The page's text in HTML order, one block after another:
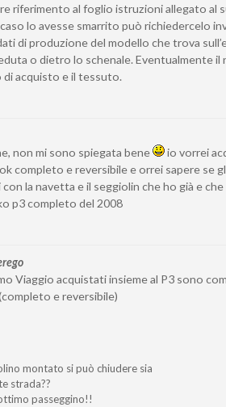
riferimento al foglio istruzioni allegato al
lo avesse smarrito può richiedercelo
di produzione del modello che trova
o dietro lo schenale. Eventualmente il
di acquisto e il tessuto.
non mi sono spiegata bene
io vorrei
completo e reversibile e orrei sapere se
la navetta e il seggiolin che ho già e
p3 completo del 2008
Viaggio acquistati insieme al P3 sono
e reversibile)
montato si può chiudere sia
strada??
passeggino!!